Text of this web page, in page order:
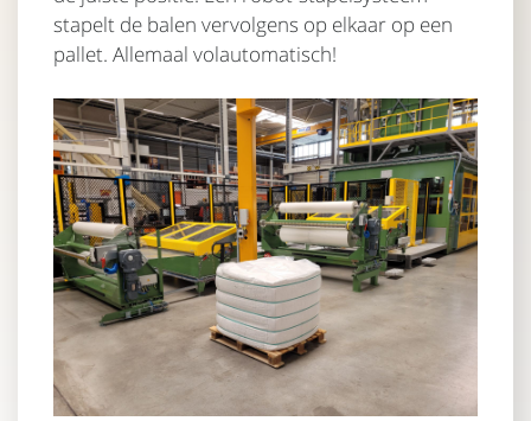
stapelt de balen vervolgens op elkaar op een
pallet. Allemaal volautomatisch!